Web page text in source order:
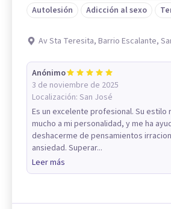
Autolesión
Adicción al sexo
Av Sta Teresita, Barrio Escalante,
Anónimo
3 de noviembre de 2025
Localización: San José
Es un excelente profesional. Su estilo
mucho a mi personalidad, y me ha
deshacerme de pensamientos
ansiedad. Superar...
Leer más